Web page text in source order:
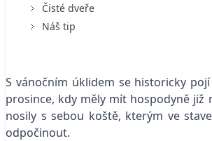
Čisté dveře
Náš tip
S vánočním úklidem se historicky
prosince, kdy měly mít hospodyně již
nosily s sebou koště, kterým ve
odpočinout.